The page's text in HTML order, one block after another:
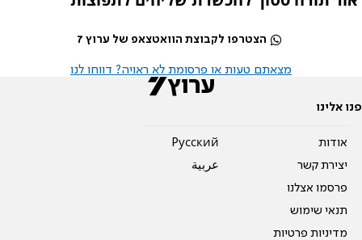
הצטרפו לקבוצת הוואטצאפ של ערוץ 7
מצאתם טעות או פרסומת לא ראויה? דווחו לנו
פנו אלינו
אודות
יצירת קשר
פרסמו אצלנו
תנאי שימוש
מדיניות פרטיות
Pусский
عربية